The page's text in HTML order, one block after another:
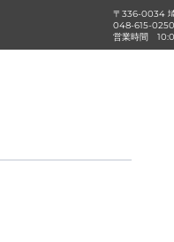
〒336-0034
048-615-0250
営業時間